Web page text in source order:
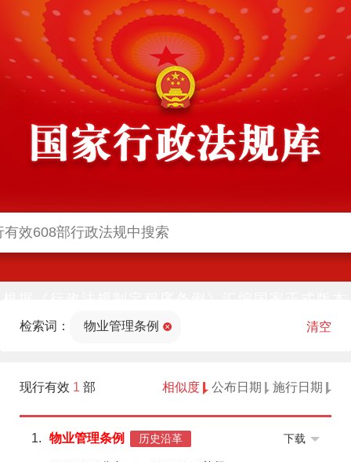
法部官网)同步公布
检索词： 物业管理条例 清空
现行有效 1 部 相似度 公布日期 施行日期
1. 物业管理条例 历史沿革 下载